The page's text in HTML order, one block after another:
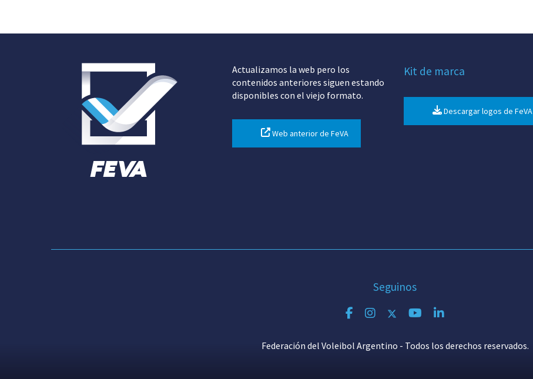
Actualizamos la web pero los
contenidos anteriores siguen estando
disponibles con el viejo formato.
Web anterior de FeVA
Kit de marca
Descargar logos de FeVA
Seguinos
Federación del Voleibol Argentino - Todos los derechos reservados.